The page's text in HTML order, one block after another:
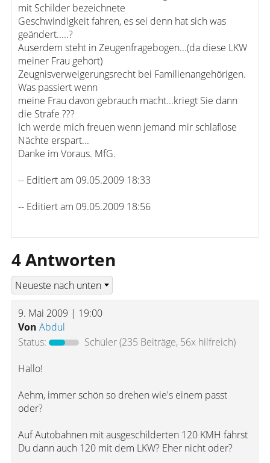
mit Schilder bezeichnete
Geschwindigkeit fahren, es sei denn hat sich was
geändert.....?
Auserdem steht in Zeugenfragebogen...(da diese LKW
meiner Frau gehört)
Zeugnisverweigerungsrecht bei Familienangehörigen.
Was passiert wenn
meine Frau davon gebrauch macht...kriegt Sie dann
die Strafe ???
Ich werde mich freuen wenn jemand mir schlaflose
Nächte erspart...
Danke im Voraus. MfG.
-- Editiert am 09.05.2009 18:33
-- Editiert am 09.05.2009 18:56
4 Antworten
9. Mai 2009 | 19:00
Von Abdul
Status:
Schüler(235 Beiträge, 56x hilfreich)
Hallo!
Aehm, immer schön so drehen wie's einem passt
oder?
Auf Autobahnen mit ausgeschilderten 120 KMH fährst
Du dann auch 120 mit dem LKW? Eher nicht oder?